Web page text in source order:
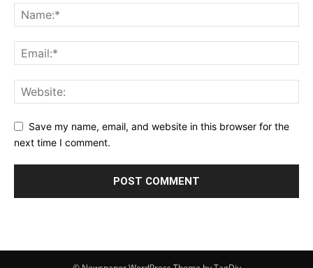
Save my name, email, and website in this browser for the
next time I comment.